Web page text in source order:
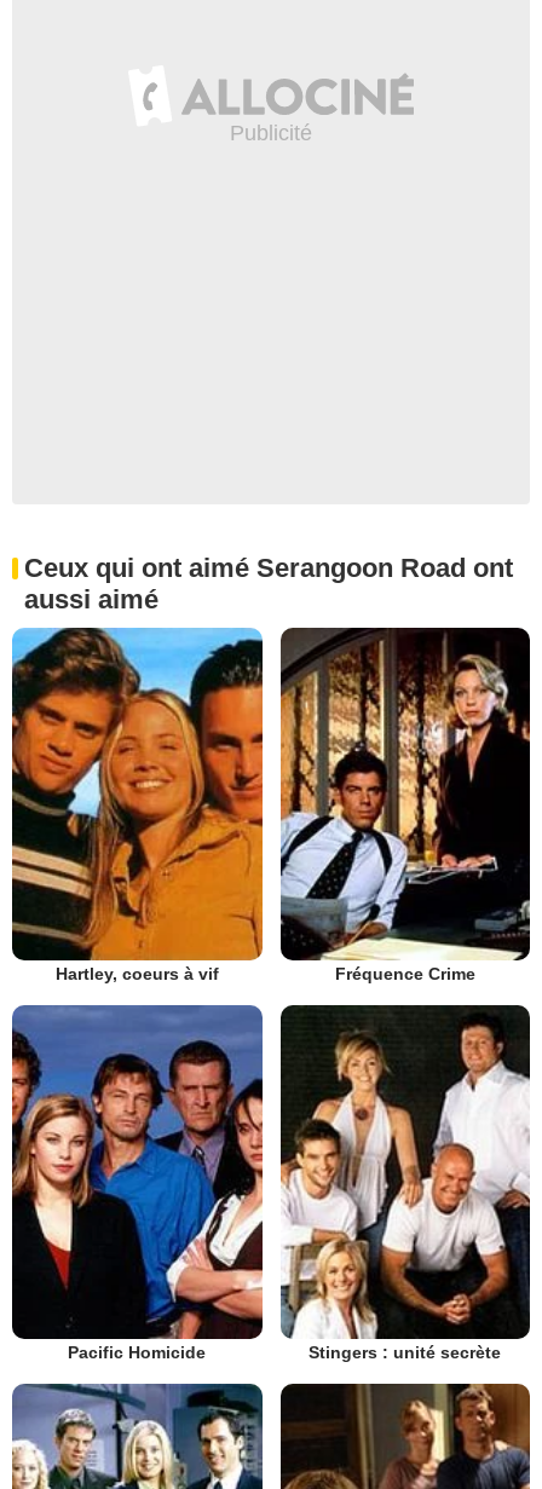
Ceux qui ont aimé Serangoon Road ont
aussi aimé
Hartley, coeurs à vif Fréquence Crime
Pacific Homicide Stingers : unité secrète